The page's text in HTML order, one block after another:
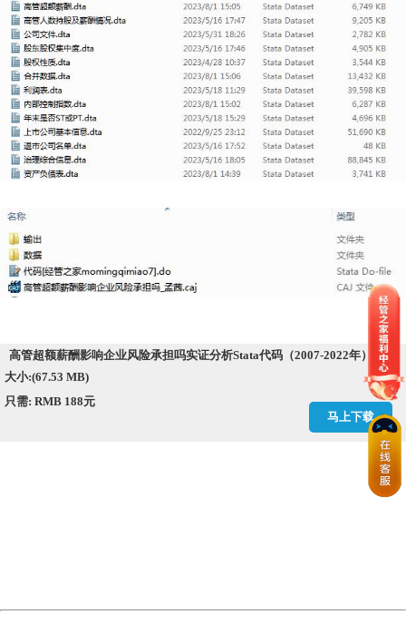
高管超额薪酬影响企业风险承担吗实证分析Stata代码（2007-2022年）.zip
大小:(67.53 MB)
只需: RMB 188元
马上下载